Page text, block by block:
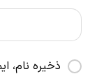
ذخیره نام،